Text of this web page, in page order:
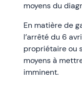
moyens du
En matière de
l’arrêté du 6
propriétaire ou
moyens à
imminent.